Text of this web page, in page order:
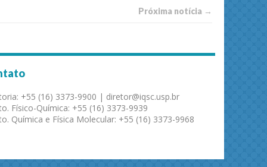
Próxima notí­­cia →
+55 (16) 3373-9900 | diretor@iqsc.usp.br
Físico-Química: +55 (16) 3373-9939
Química e Física Molecular: +55 (16) 3373-9968